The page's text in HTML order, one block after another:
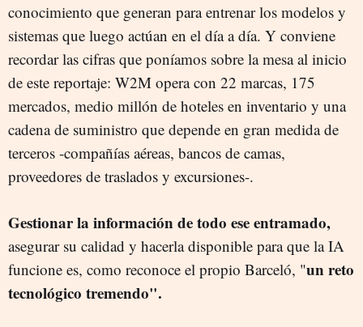
conocimiento que generan para entrenar los modelos y
sistemas que luego actúan en el día a día. Y conviene
recordar las cifras que poníamos sobre la mesa al inicio
de este reportaje: W2M opera con 22 marcas, 175
mercados, medio millón de hoteles en inventario y una
cadena de suministro que depende en gran medida de
terceros -compañías aéreas, bancos de camas,
proveedores de traslados y excursiones-.
Gestionar la información de todo ese entramado,
asegurar su calidad y hacerla disponible para que la IA
funcione es, como reconoce el propio Barceló, "un reto
tecnológico tremendo".